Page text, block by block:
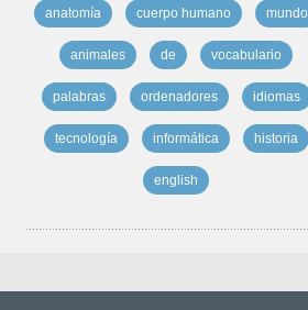
anatomía cuerpo humano mundo
animales de vocabulario
palabras ordenadores idiomas
tecnología informática historia
english